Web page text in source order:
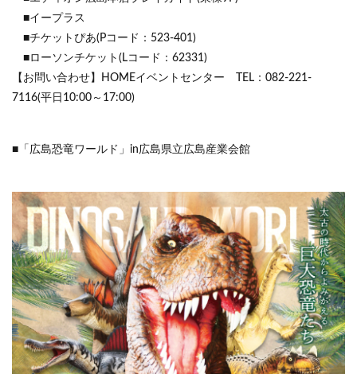
■イープラス
■チケットぴあ(Pコード：523-401)
■ローソンチケット(Lコード：62331)
【お問い合わせ】HOMEイベントセンター TEL：082-221-
7116(平日10:00～17:00)
■「広島恐竜ワールド」in広島県立広島産業会館